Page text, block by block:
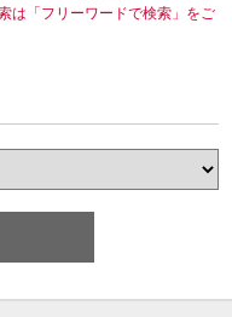
は「フリーワードで検索」をご